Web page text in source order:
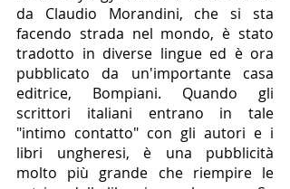
da Claudio Morandini, che si sta
facendo strada nel mondo, è stato
tradotto in diverse lingue ed è ora
pubblicato da un'importante casa
editrice, Bompiani. Quando gli
scrittori italiani entrano in tale
"intimo contatto" con gli autori e i
libri ungheresi, è una pubblicità
molto più grande che riempire le